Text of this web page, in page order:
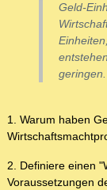
Geld-
geringen.
1. Warum haben
2. Definiere einen
Voraussetzungen